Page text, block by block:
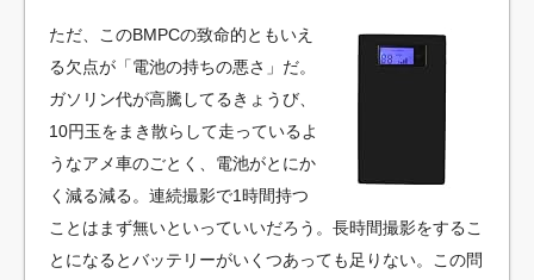
ただ、このBMPCの致命的ともいえ
る欠点が「電池の持ちの悪さ」だ。
ガソリン代が高騰してるきょうび、
10円玉をまき散らして走っているよ
うなアメ車のごとく、電池がとにか
く減る減る。連続撮影で1時間持つ
ことはまず無いといっていいだろう。長時間撮影をするこ
とになるとバッテリーがいくつあっても足りない。この問